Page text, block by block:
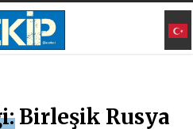
Birleşik Rusya